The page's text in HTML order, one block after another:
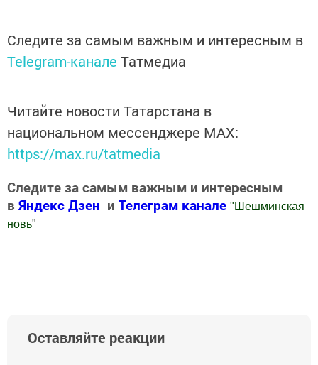
Следите за самым важным и интересным в
Telegram-канале Татмедиа
Читайте новости Татарстана в
национальном мессенджере MАХ:
https://max.ru/tatmedia
Следите за самым важным и интересным
в Яндекс Дзен и Телеграм канале " Шешминская
новь"
Оставляйте реакции